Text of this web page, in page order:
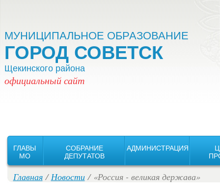
МУНИЦИПАЛЬНОЕ ОБРАЗОВАНИЕ
ГОРОД СОВЕТСК
Щекинского района
официальный сайт
ГЛАВЫ
MO
СОБРАНИЕ
ДЕПУТАТОВ
АДМИНИСТРАЦИЯ
Главная/Новости/ «Россия - великая держава»